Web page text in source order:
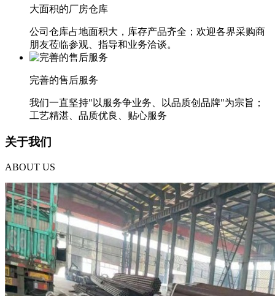
大面积的厂房仓库
公司仓库占地面积大，库存产品齐全；欢迎各界采购商
朋友莅临参观、指导和业务洽谈。
完善的售后服务
我们一直坚持"以服务争业务、以品质创品牌"为宗旨；
工艺精湛、品质优良、贴心服务
关于我们
ABOUT US